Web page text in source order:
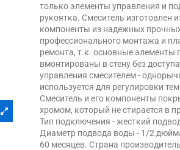
только элементы управления и
рукоятка. Смеситель изготовлен
компоненты из надежных
профессионального монтажа и
ремонта, т.к. основные элементы
вмонтированы в стену без
управления смесителем -
используется для регулировки
Смеситель и его компоненты
хромом, который не стирается в
Тип подключения - жесткий
Диаметр подвода воды - 1/2
60 месяцев. Страна